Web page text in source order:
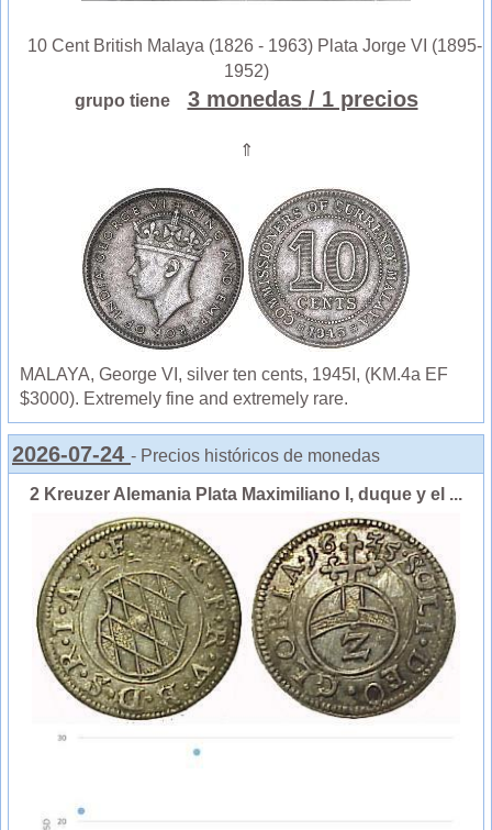
10 Cent British Malaya (1826 - 1963) Plata Jorge VI (1895-
1952)
grupo tiene
3 monedas / 1 precios
⇑
MALAYA, George VI, silver ten cents, 1945I, (KM.4a EF
$3000). Extremely fine and extremely rare.
2026-07-24 - Precios históricos de monedas
2 Kreuzer Alemania Plata Maximiliano I, duque y el ...